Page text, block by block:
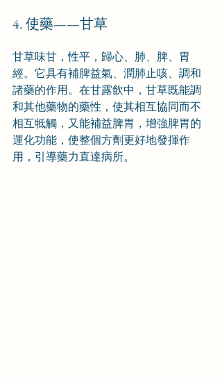
4. 使藥——甘草
甘草味甘，性平，歸心、肺、脾、胃
經。它具有補脾益氣、潤肺止咳、調和
諸藥的作用。在甘露飲中，甘草既能調
和其他藥物的藥性，使其相互協同而不
相互牴觸，又能補益脾胃，增強脾胃的
運化功能，使整個方劑更好地發揮作
用，引導藥力直達病所。